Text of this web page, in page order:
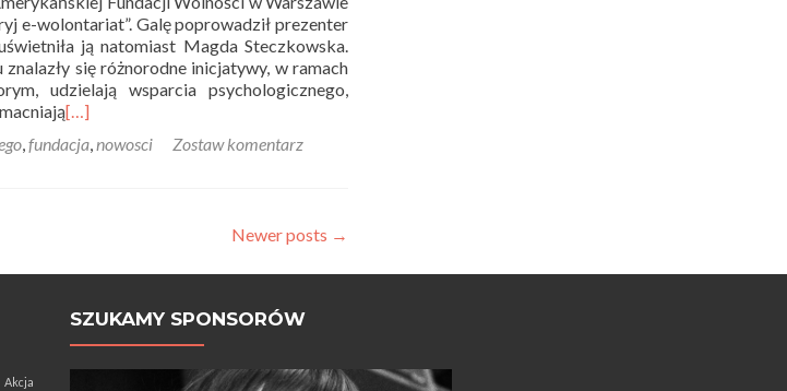
e-wolontariat”. Galę poprowadził prezenter
ją natomiast Magda Steczkowska.
się różnorodne inicjatywy, w ramach
udzielają wsparcia psychologicznego,
[…]
,fundacja,nowosci Zostaw komentarz
Newer posts →
Akcja
SZUKAMY SPONSORÓW